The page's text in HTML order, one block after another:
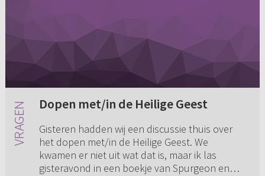
Dopen met/in de Heilige Geest
Gisteren hadden wij een discussie thuis over
het dopen met/in de Heilige Geest. We
kwamen er niet uit wat dat is, maar ik las
gisteravond in een boekje van Spurgeon en